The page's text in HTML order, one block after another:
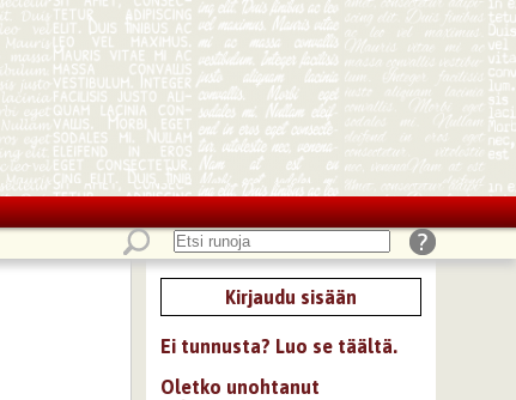
Kirjaudu sisään
Ei tunnusta? Luo se täältä.
Oletko unohtanut